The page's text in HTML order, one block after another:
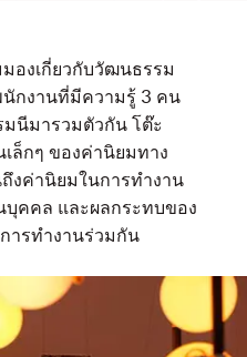
องเกี่ยวกับวัฒนธรรม
นักงานที่มีความรู้ 3 คน
มนีมารวมตัวกัน โต๊ะ
ล็กๆ ของค่านิยมทาง
งค่านิยมในการทำงาน
คคล และผลกระทบของ
รทำงานร่วมกัน